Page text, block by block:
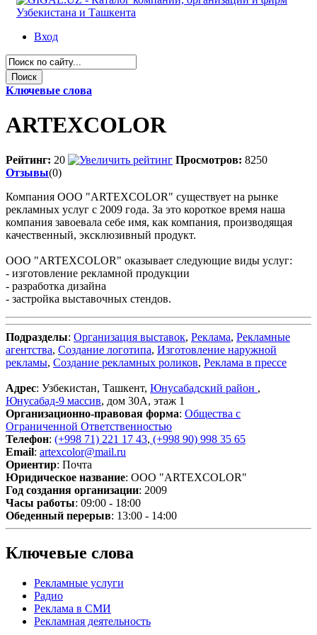
Вход
Ключевые слова
ARTEXCOLOR
Рейтинг: 20 Просмотров: 8250
Отзывы(0)
Компания ООО "ARTEXCOLOR" существует на рынке
рекламных услуг с 2009 года. За это короткое время наша
компания завоевала себе имя, как компания, производящая
качественный, эксклюзивный продукт.
ООО "ARTEXCOLOR" оказывает следующие виды услуг:
- изготовление рекламной продукции
- разработка дизайна
- застройка выставочных стендов.
Подразделы: Организация выставок, Реклама, Рекламные
агентства, Создание логотипа, Изготовление наружной
рекламы, Создание рекламных роликов, Реклама в прессе
Адрес: Узбекистан, Ташкент, Юнусабадский район ,
Юнусабад-9 массив, дом 30А, этаж 1
Организационно-правовая форма: Общества с
Ограниченной Ответственностью
Телефон: (+998 71) 221 17 43, (+998 90) 998 35 65
Email: artexcolor@mail.ru
Ориентир: Почта
Юридическое название: ООО "ARTEXCOLOR"
Год создания организации: 2009
Часы работы: 09:00 - 18:00
Обеденный перерыв: 13:00 - 14:00
Ключевые слова
Рекламные услуги
Радио
Реклама в СМИ
Рекламная деятельность